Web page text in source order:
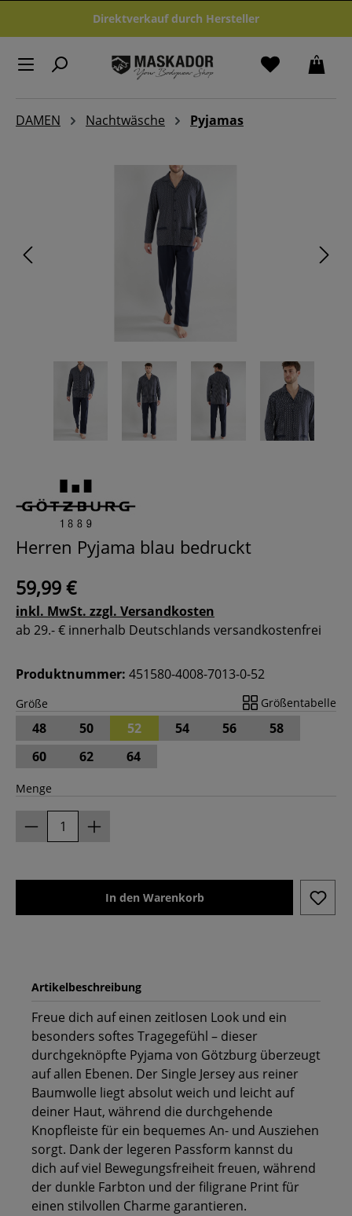
Zum Hauptinhalt springenDirektverkauf durch Hersteller
DAMEN Nachtwäsche Pyjamas
Herren Pyjama blau bedruckt
59,99 €
inkl. MwSt. zzgl. Versandkosten
ab 29.- € innerhalb Deutschlands versandkostenfrei
Produktnummer: 451580-4008-7013-0-52
Größe Größentabelle
48 50 52 54 56
58
60
62 64
Menge
In den Warenkorb
Artikelbeschreibung
Freue dich auf einen zeitlosen Look und ein
besonders softes Tragegefühl – dieser
durchgeknöpfte Pyjama von Götzburg überzeugt
auf allen Ebenen. Der Single Jersey aus reiner
Baumwolle liegt absolut weich und leicht auf
deiner Haut, während die durchgehende
Knopfleiste für ein bequemes An- und Ausziehen
sorgt. Dank der legeren Passform kannst du
dich auf viel Bewegungsfreiheit freuen, während
der dunkle Farbton und der filigrane Print für
einen stilvollen Charme garantieren.